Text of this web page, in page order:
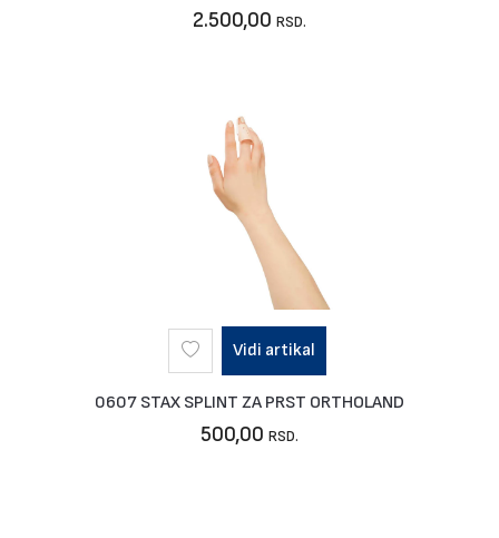
2.500,00 RSD.
Vidi artikal
0607 STAX SPLINT ZA PRST ORTHOLAND
500,00 RSD.